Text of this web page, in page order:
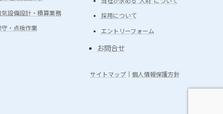
気設備設計・積算業務
守・点検作業
採用について
エントリーフォーム
お問合せ
サイトマップ 個人情報保護方針